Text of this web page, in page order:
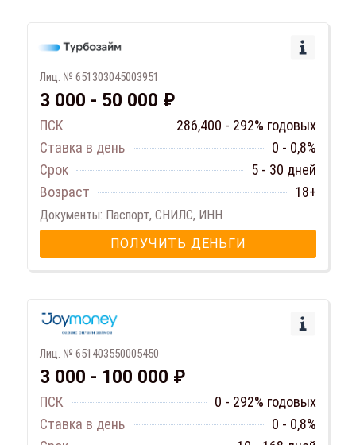
Лиц. № 651303045003951
3 000 - 50 000 ₽
ПСК
286,400 - 292% годовых
Ставка в день
0 - 0,8%
Срок
5 - 30 дней
Возраст
18+
Документы: Паспорт, СНИЛС, ИНН
ПОЛУЧИТЬ ДЕНЬГИ
Лиц. № 651403550005450
3 000 - 100 000 ₽
ПСК
0 - 292% годовых
Ставка в день
0 - 0,8%